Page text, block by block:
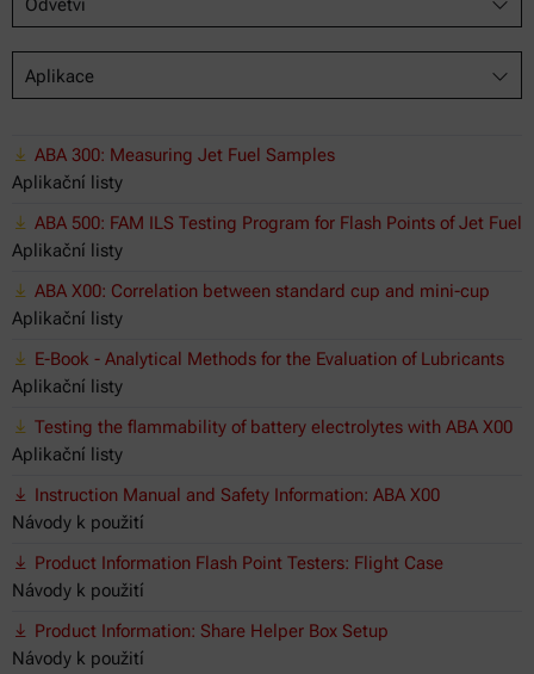
Odvětví
Aplikace
ABA 300: Measuring Jet Fuel Samples
Aplikační listy
ABA 500: FAM ILS Testing Program for Flash Points of Jet Fuel
Aplikační listy
ABA X00: Correlation between standard cup and mini-cup
Aplikační listy
E-Book - Analytical Methods for the Evaluation of Lubricants
Aplikační listy
Testing the flammability of battery electrolytes with ABA X00
Aplikační listy
Instruction Manual and Safety Information: ABA X00
Návody k použití
Product Information Flash Point Testers: Flight Case
Návody k použití
Product Information: Share Helper Box Setup
Návody k použití